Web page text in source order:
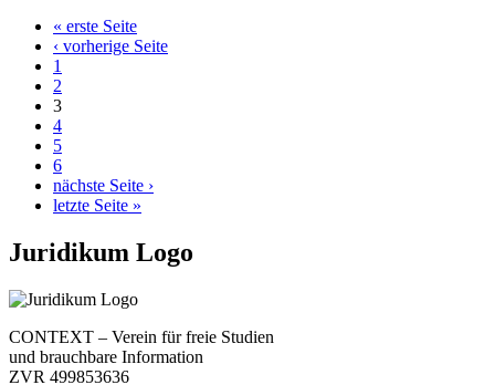
« erste Seite
‹ vorherige Seite
1
2
3
4
5
6
nächste Seite ›
letzte Seite »
Juridikum Logo
CONTEXT – Verein für freie Studien
und brauchbare Information
ZVR 499853636